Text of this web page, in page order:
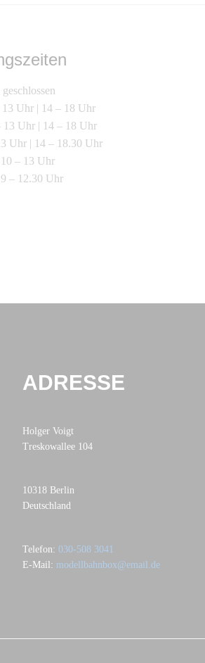
Uhr | 14 – 18 Uhr
Uhr | 14 – 18 Uhr
Uhr | 14 – 18.30 Uhr
– 13 Uhr
– 12.30 Uhr
ADRESSE
Holger Voigt
Treskowallee 104
10318 Berlin
Deutschland
Telefon:030-508 3041
E-Mail: modellbahnbox@email.de